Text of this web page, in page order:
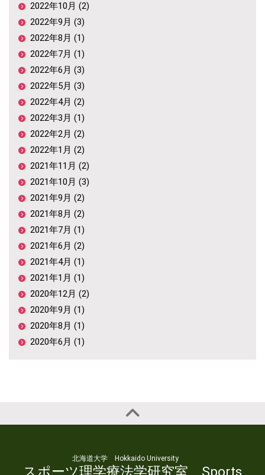
2022年10月 (2)
2022年9月 (3)
2022年8月 (1)
2022年7月 (1)
2022年6月 (3)
2022年5月 (3)
2022年4月 (2)
2022年3月 (1)
2022年2月 (2)
2022年1月 (2)
2021年11月 (2)
2021年10月 (3)
2021年9月 (2)
2021年8月 (2)
2021年7月 (1)
2021年6月 (2)
2021年4月 (1)
2021年1月 (1)
2020年12月 (2)
2020年9月 (1)
2020年8月 (1)
2020年6月 (1)
北海道大学 Hokkaido University
スポーツ理学療法学研究室 Sports